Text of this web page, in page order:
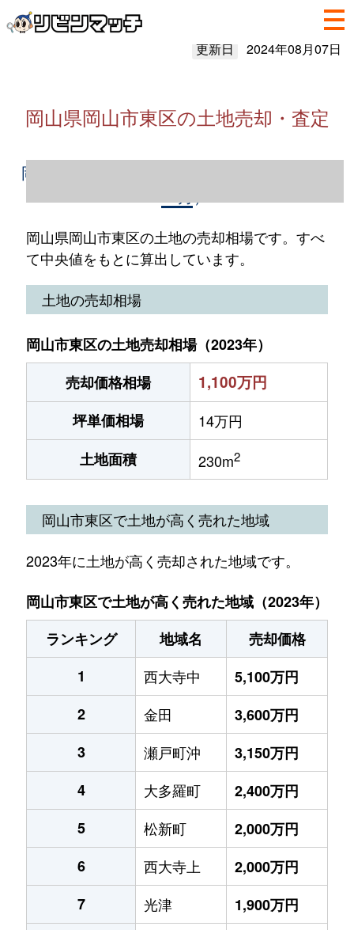
更新日 2024年08月07日
岡山県岡山市東区の土地売却・査定
岡山県岡山市東区の土地売却情報（2023年1
岡山県岡山市東区の土地の売却相場です。すべ
て中央値をもとに算出しています。
土地の売却相場
岡山市東区の土地売却相場（2023年）
売却価格相場
1,100万円
坪単価相場
14万円
土地面積
230m2
岡山市東区で土地が高く売れた地域
2023年に土地が高く売却された地域です。
岡山市東区で土地が高く売れた地域（2023年）
ランキング
地域名
売却価格
1
西大寺中
5,100万円
2
金田
3,600万円
3
瀬戸町沖
3,150万円
4
大多羅町
2,400万円
5
松新町
2,000万円
6
西大寺上
2,000万円
7
光津
1,900万円